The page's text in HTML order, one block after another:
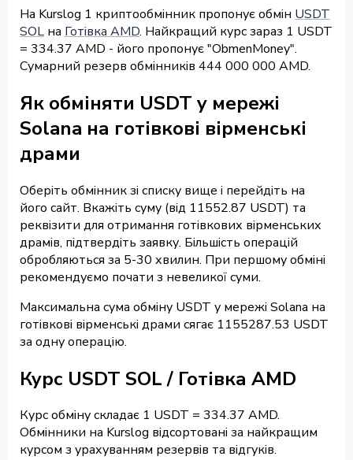
На Kurslog 1 криптообмінник пропонує обмін USDT
SOL на Готівка AMD. Найкращий курс зараз 1 USDT
= 334.37 AMD - його пропонує "ObmenMoney".
Сумарний резерв обмінників 444 000 000 AMD.
Як обміняти USDT у мережі
Solana на готівкові вірменські
драми
Оберіть обмінник зі списку вище і перейдіть на
його сайт. Вкажіть суму (від 11552.87 USDT) та
реквізити для отримання готівкових вірменських
драмів, підтвердіть заявку. Більшість операцій
обробляються за 5-30 хвилин. При першому обміні
рекомендуємо почати з невеликої суми.
Максимальна сума обміну USDT у мережі Solana на
готівкові вірменські драми сягає 1155287.53 USDT
за одну операцію.
Курс USDT SOL / Готівка AMD
Курс обміну складає 1 USDT = 334.37 AMD.
Обмінники на Kurslog відсортовані за найкращим
курсом з урахуванням резервів та відгуків.